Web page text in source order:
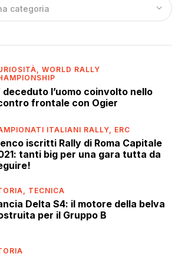
WORLD RALLY
deceduto l’uomo coinvolto nello
frontale con Ogier
ITALIANI RALLY, ERC
iscritti Rally di Roma Capitale
tanti big per una gara tutta da
TECNICA
Delta S4: il motore della belva
per il Gruppo B